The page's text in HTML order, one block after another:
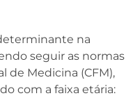
na
seguir as normas
de Medicina (CFM),
com a faixa etária: